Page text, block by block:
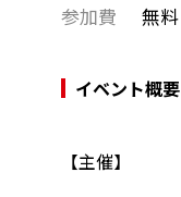
参加費 無料
イベント概要
【主催】